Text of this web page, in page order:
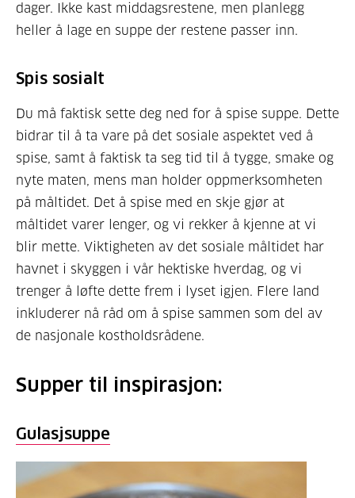
dager. Ikke kast middagsrestene, men planlegg
heller å lage en suppe der restene passer inn.
Spis sosialt
Du må faktisk sette deg ned for å spise suppe. Dette
bidrar til å ta vare på det sosiale aspektet ved å
spise, samt å faktisk ta seg tid til å tygge, smake og
nyte maten, mens man holder oppmerksomheten
på måltidet. Det å spise med en skje gjør at
måltidet varer lenger, og vi rekker å kjenne at vi
blir mette. Viktigheten av det sosiale måltidet har
havnet i skyggen i vår hektiske hverdag, og vi
trenger å løfte dette frem i lyset igjen. Flere land
inkluderer nå råd om å spise sammen som del av
de nasjonale kostholdsrådene.
Supper til inspirasjon:
Gulasjsuppe